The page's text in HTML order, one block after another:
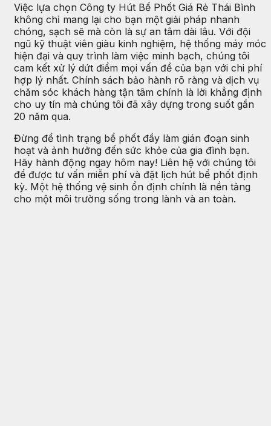
Việc lựa chọn Công ty Hút Bể Phốt Giá Rẻ Thái Bình
không chỉ mang lại cho bạn một giải pháp nhanh
chóng, sạch sẽ mà còn là sự an tâm dài lâu. Với đội
ngũ kỹ thuật viên giàu kinh nghiệm, hệ thống máy móc
hiện đại và quy trình làm việc minh bạch, chúng tôi
cam kết xử lý dứt điểm mọi vấn đề của bạn với chi phí
hợp lý nhất. Chính sách bảo hành rõ ràng và dịch vụ
chăm sóc khách hàng tận tâm chính là lời khẳng định
cho uy tín mà chúng tôi đã xây dựng trong suốt gần
20 năm qua.
Đừng để tình trạng bể phốt đầy làm gián đoạn sinh
hoạt và ảnh hưởng đến sức khỏe của gia đình bạn.
Hãy hành động ngay hôm nay! Liên hệ với chúng tôi
để được tư vấn miễn phí và đặt lịch hút bể phốt định
kỳ. Một hệ thống vệ sinh ổn định chính là nền tảng
cho một môi trường sống trong lành và an toàn.